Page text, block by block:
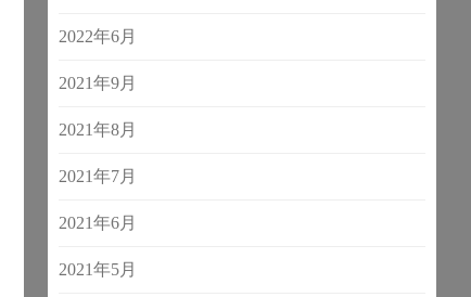
2022年6月
2021年9月
2021年8月
2021年7月
2021年6月
2021年5月